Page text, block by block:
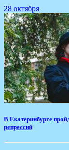
28 октября
В Екатеринбурге
репрессий